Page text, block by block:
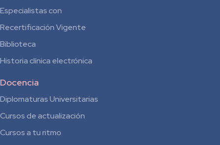
Especialistas con
Recertificación Vigente
Biblioteca
Historia clínica electrónica
Docencia
Diplomaturas Universitarias
Cursos de actualización
Cursos a tu ritmo